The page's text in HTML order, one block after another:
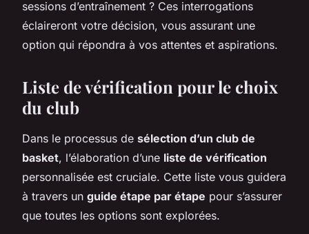
sessions d’entraînement ? Ces interrogations
éclaireront votre décision, vous assurant une
option qui répondra à vos attentes et aspirations.
Liste de vérification pour le choix
du club
Dans le processus de sélection d’un club de
basket, l’élaboration d’une liste de vérification
personnalisée est cruciale. Cette liste vous guidera
à travers un guide étape par étape pour s’assurer
que toutes les options sont explorées.